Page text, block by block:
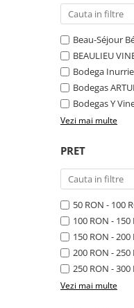
Beau-Séjour
BEAULIEU
Bodega
Bodegas
Bodegas Y
Vezi mai multe
PRET
50 RON - 100
100 RON - 150
150 RON - 200
200 RON - 250
250 RON - 300
Vezi mai multe